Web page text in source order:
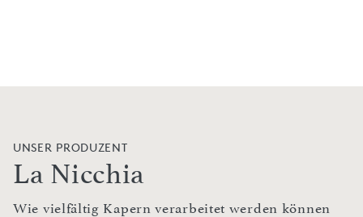
UNSER PRODUZENT
La Nicchia
Wie vielfältig Kapern verarbeitet werden können